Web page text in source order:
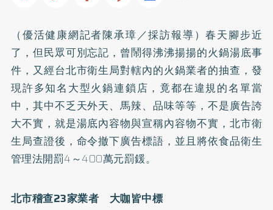
（優活健康網記者陳承璋／採訪報導）春天腳步近
了，但民眾可別忘記，曾鬧得沸沸揚揚的火鍋湯底事
件，又經台北市衛生局對轄內的火鍋業者的抽查，發
現許多知名大型火鍋連鎖店，竟都在違規的名單當
中，其中不乏天外天、馬辣、品味等等，不是廣告誇
大不實，就是湯底內容物與宣稱內容物不實，北市衛
生局查證後，命令撤下廣告標語，並且將依食品衛生
管理法開罰4～400萬元罰鍰。
北市稽查23家業者 大咖皆中標